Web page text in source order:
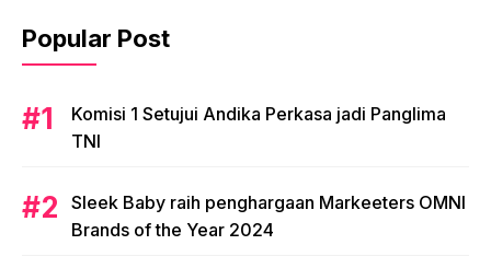
Popular Post
Komisi 1 Setujui Andika Perkasa jadi Panglima
TNI
Sleek Baby raih penghargaan Markeeters OMNI
Brands of the Year 2024